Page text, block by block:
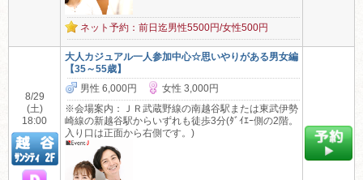
ネット予約：前日迄男性5500円/女性500円
8/29
(土)
18:00
大人カジュアル一人参加中心☆思いやりがある男女編
【35～55歳】
男性 6,000円
女性 3,000円
※会場案内：ＪＲ武蔵野線の南越谷駅または東武伊勢
崎線の新越谷駅からいずれも徒歩3分(ﾀﾞｲｴｰ側の2階。
入り口は正面から右側です。)